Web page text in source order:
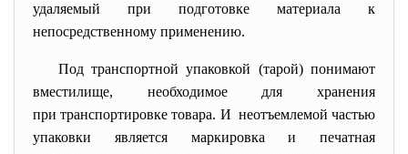
удаляемый при подготовке материала к
непосредственному применению.
Под транспортной упаковкой (тарой) понимают
вместилище, необходимое для хранения
при транспортировке товара. И неотъемлемой частью
упаковки является маркировка и печатная